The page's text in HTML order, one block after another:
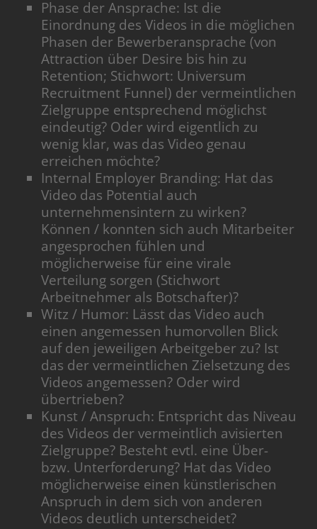
Phase der Ansprache: Ist die
Einordnung des Videos in die möglichen
Phasen der Bewerberansprache (von
Attraction über Desire bis hin zu
Retention; Stichwort: Universum
Recruitment Funnel) der vermeintlichen
Zielgruppe entsprechend möglichst
eindeutig? Oder wird eigentlich zu
wenig klar, was das Video genau
erreichen möchte?
Internal Employer Branding: Hat das
Video das Potential auch
unternehmensintern zu wirken?
Können / konnten sich auch Mitarbeiter
angesprochen fühlen und
möglicherweise für eine virale
Verteilung sorgen (Stichwort
Arbeitnehmer als Botschafter)?
Witz / Humor: Lässt das Video auch
einen angemessen humorvollen Blick
auf den jeweiligen Arbeitgeber zu? Ist
das der vermeintlichen Zielsetzung des
Videos angemessen? Oder wird
übertrieben?
Kunst / Anspruch: Entspricht das Niveau
des Videos der vermeintlich avisierten
Zielgruppe? Besteht evtl. eine Über-
bzw. Unterforderung? Hat das Video
möglicherweise einen künstlerischen
Anspruch in dem sich von anderen
Videos deutlich unterscheidet?